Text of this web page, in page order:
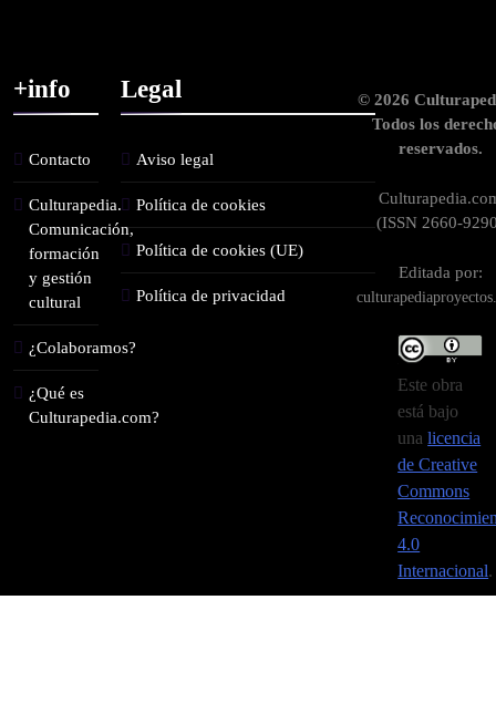
+info
Contacto
Culturapedia.
Comunicación,
formación
y gestión
cultural
¿Colaboramos?
¿Qué es
Culturapedia.com?
Legal
Aviso legal
Política de cookies
Política de cookies (UE)
Política de privacidad
© 2026
Todos los
reservados.
(ISSN 2660-
Editada por:
Este obra
está bajo
unalicencia
de Creative
Commons
4.0
Internacional.